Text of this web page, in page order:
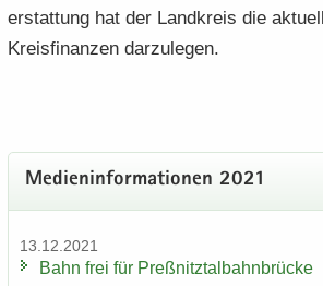
erstat­tung hat der Land­kreis die
Kreis­fi­nan­zen dar­zu­le­gen.
Me­di­en­in­for­ma­tio­nen 2021
13.12.2021
Bahn frei für Preß­nitz­tal­bahn­brü­cke